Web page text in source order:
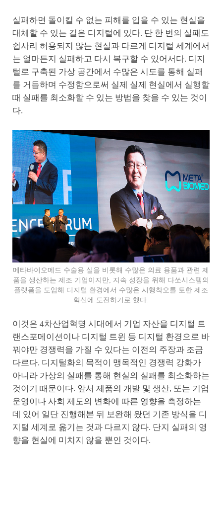
실패하면 돌이킬 수 없는 피해를 입을 수 있는 현실을
대체할 수 있는 길은 디지털에 있다. 단 한 번의 실패도
쉽사리 허용되지 않는 현실과 다르게 디지털 세계에서
는 얼마든지 실패하고 다시 복구할 수 있어서다. 디지
털로 구축된 가상 공간에서 수많은 시도를 통해 실패
를 거듭하며 수정함으로써 실제 실제 현실에서 실행할
때 실패를 최소화할 수 있는 방법을 찾을 수 있는 것이
다.
메타바이오메드 수술용 실을 비롯해 수많은 의료 용품과 관련 제
품을 생산하는 제조 기업이지만, 지속 성장을 위해 다쏘시스템의
플랫폼을 도입해 디지털 환경에서 수많은 시행착오를 토한 제조
혁신에 도전하기로 했다.
이것은 4차산업혁명 시대에서 기업 자산을 디지털 트
랜스포메이션이나 디지털 트윈 등 디지털 환경으로 바
꿔야만 경쟁력을 가질 수 있다는 이전의 주장과 조금
다르다. 디지털화의 목적이 맹목적인 경쟁력 강화가
아니라 가상의 실패를 통해 현실의 실패를 최소화하는
것이기 때문이다. 앞서 제품의 개발 및 생산, 또는 기업
운영이나 사회 제도의 변화에 따른 영향을 측정하는
데 있어 일단 진행해본 뒤 보완해 왔던 기존 방식을 디
지털 세계로 옮기는 것과 다르지 않다. 단지 실패의 영
향을 현실에 미치지 않을 뿐인 것이다.